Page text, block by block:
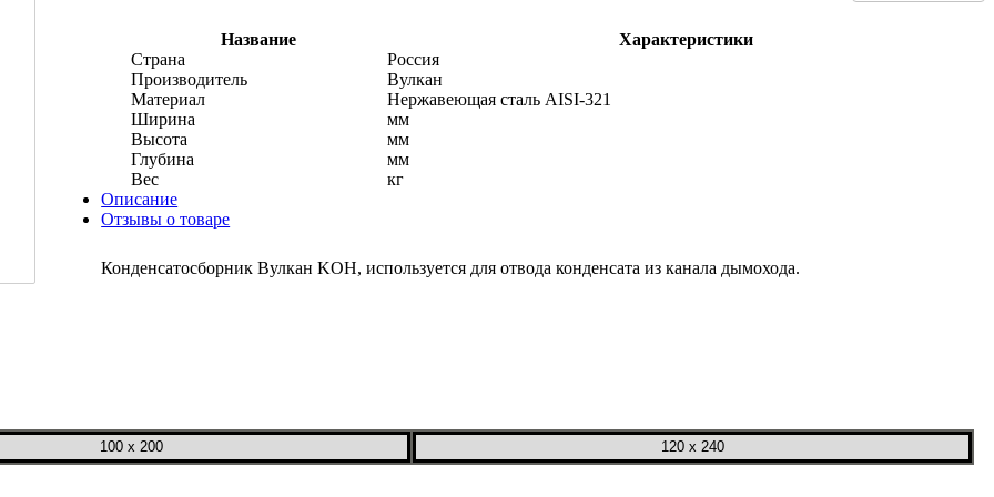
Название
Характеристики
Страна
Россия
Производитель
Вулкан
Материал
Нержавеющая сталь AISI-321
Ширина
мм
Высота
мм
Глубина
мм
Вес
кг
Описание
Отзывы о товаре
Конденсатосборник Вулкан KOH, используется для отвода конденсата из канала дымохода.
100 x 200 120 x 240